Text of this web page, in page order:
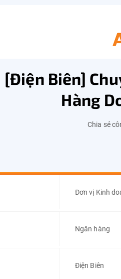
[Điện Biên]
Hàng
Chia sẻ
Đơn vị Kinh
Ngân hàng
Điện Biên